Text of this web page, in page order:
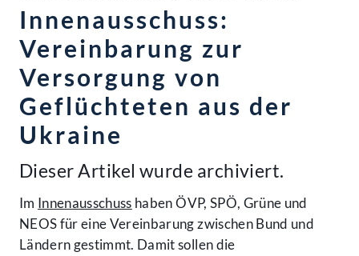
Innenausschuss:
Vereinbarung zur
Versorgung von
Geflüchteten aus der
Ukraine
Dieser Artikel wurde archiviert.
Im Innenausschuss haben ÖVP, SPÖ, Grüne und
NEOS für eine Vereinbarung zwischen Bund und
Ländern gestimmt. Damit sollen die